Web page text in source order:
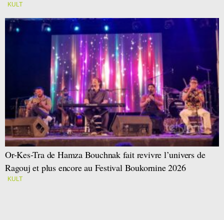
KULT
Or-Kes-Tra de Hamza Bouchnak fait revivre l’univers de
Ragouj et plus encore au Festival Boukornine 2026
KULT